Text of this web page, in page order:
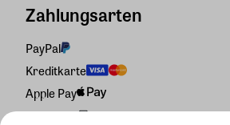
Zahlungsarten
PayPal
Kreditkarte
Apple Pay
Rechnung